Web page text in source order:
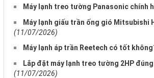
Máy lạnh treo tường Panasonic chính
Máy lạnh giấu trần ống gió
(11/07/2026)
Máy lạnh áp trần Reetech có tốt
Lắp đặt máy lạnh treo tường 2HP
(11/07/2026)